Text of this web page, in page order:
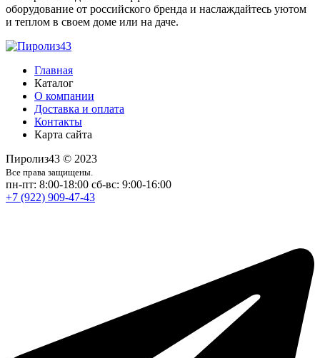
оборудование от российского бренда и наслаждайтесь уютом
и теплом в своем доме или на даче.
Главная
Каталог
О компании
Доставка и оплата
Контакты
Карта сайта
Пиролиз43 © 2023
Все права защищены.
пн-пт: 8:00-18:00 сб-вс: 9:00-16:00
+7 (922) 909-47-43